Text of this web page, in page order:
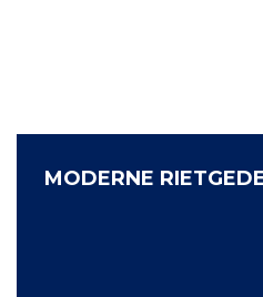
MODERNE